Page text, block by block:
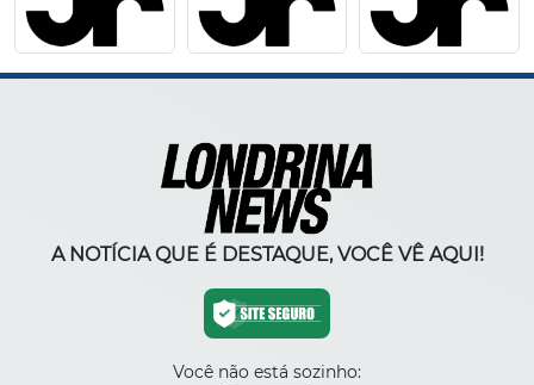
A NOTÍCIA QUE É DESTAQUE, VOCÊ VÊ AQUI!
Você não está sozinho: